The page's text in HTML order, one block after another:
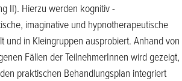
II). Hierzu werden kognitiv -
imaginative und hypnotherapeutische
und in Kleingruppen ausprobiert. Anhand von
Fällen der TeilnehmerInnen wird gezeigt,
praktischen Behandlungsplan integriert